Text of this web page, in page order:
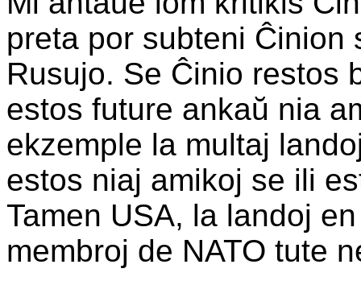
preta por subteni Ĉinion
Rusujo. Se Ĉinio restos
estos future ankaŭ nia
ekzemple la multaj
estos niaj amikoj se ili
Tamen USA, la landoj
membroj de NATO tute